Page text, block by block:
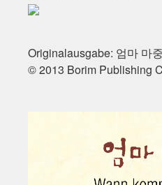
Originalausgabe: 엄마 마
© 2013 Borim Publishing